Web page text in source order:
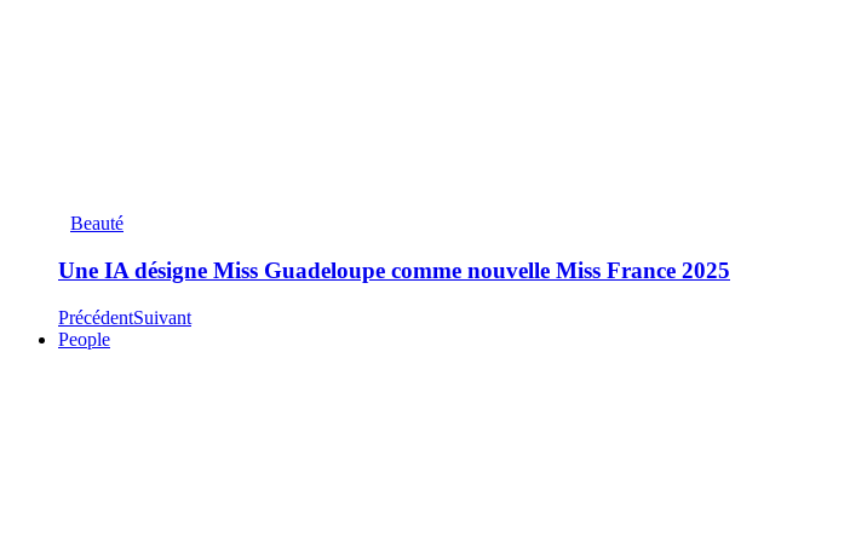
Beauté
Une IA désigne Miss Guadeloupe comme nouvelle Miss France 2025
PrécédentSuivant
People